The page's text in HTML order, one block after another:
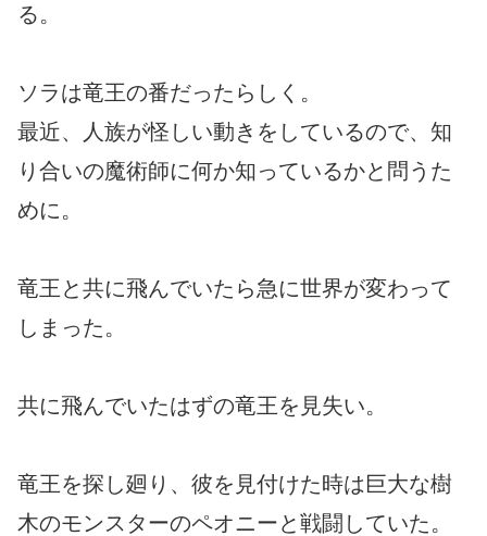
る。
ソラは竜王の番だったらしく。
最近、人族が怪しい動きをしているので、知
り合いの魔術師に何か知っているかと問うた
めに。
竜王と共に飛んでいたら急に世界が変わって
しまった。
共に飛んでいたはずの竜王を見失い。
竜王を探し廻り、彼を見付けた時は巨大な樹
木のモンスターのペオニーと戦闘していた。